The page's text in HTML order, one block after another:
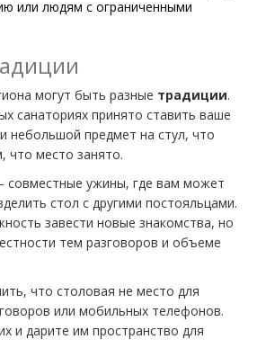
или людям с ограниченными
могут быть разные традиции.
санаториях принято ставить ваше
небольшой предмет на стул, что
что место занято.
совместные ужины, где вам может
стол с другими постояльцами.
завести новые знакомства, но
тем разговоров и объеме
что столовая не место для
или мобильных телефонов.
и дарите им пространство для